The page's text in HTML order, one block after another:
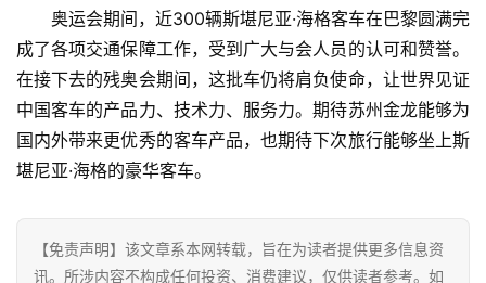
奥运会期间，近300辆斯堪尼亚·海格客车在巴黎圆满完
成了各项交通保障工作，受到广大与会人员的认可和赞誉。
在接下去的残奥会期间，这批车仍将肩负使命，让世界见证
中国客车的产品力、技术力、服务力。期待苏州金龙能够为
国内外带来更优秀的客车产品，也期待下次旅行能够坐上斯
堪尼亚·海格的豪华客车。
【免责声明】该文章系本网转载，旨在为读者提供更多信息资
讯。所涉内容不构成任何投资、消费建议，仅供读者参考。如